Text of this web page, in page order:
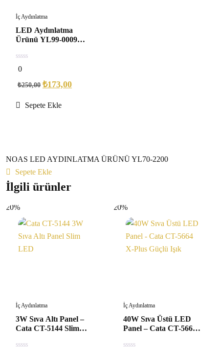
İç Aydınlatma
LED Aydınlatma
Ürünü YL99-0009
0
out
5
0
₺250,00 ₺173,00
Sepete Ekle
NOAS LED AYDINLATMA ÜRÜNÜ YL70-2200
Sepete Ekle
İlgili ürünler
20%
İç Aydınlatma
3W Sıva Altı Panel –
Cata CT-5144 Slim
20%
İç Aydınlatma
40W Sıva Üstü LED
Panel – Cata CT-5664